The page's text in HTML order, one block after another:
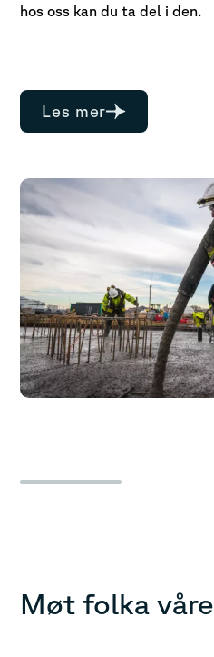
hos oss kan du ta del i den.
Les mer
Møt folka våre